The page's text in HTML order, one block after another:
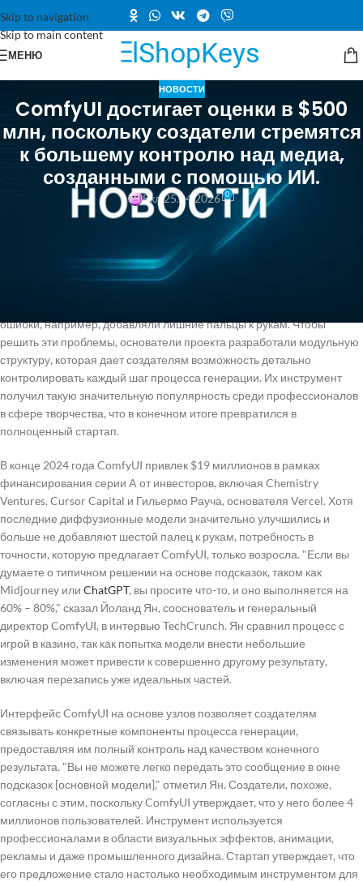
Skip to navigation
Skip to main content
МЕНЮ
НОВОСТИ
ComfyUI достигает оценки в $500
млн, поскольку создатели стремятся
к большему контролю над медиа,
созданными с помощью ИИ.
Вкл 25.04.2026 0
Раунд финансирования был возглавлен компанией Craft Ventures
при участии других инвесторов, таких как Pace Capital, Chemistry и
TruArrow. ComfyUI был запущен как проект с открытым исходным
кодом в 2023 году, вскоре после появления диффузионных
ошибки, например, добавляли лишние пальцы к рукам. Чтобы
решить эти проблемы, основатели проекта разработали модульную
структуру, которая дает создателям возможность детально
контролировать каждый шаг процесса генерации. Их инструмент
получил такую значительную популярность среди профессионалов
в сфере творчества, что в конечном итоге превратился в
полноценный стартап.
В конце 2024 года ComfyUI привлек $19 миллионов в рамках
финансирования серии A от инвесторов, включая Chemistry
Ventures, Cursor Capital и Гильермо Рауча, основателя Vercel. Хотя
последние диффузионные модели значительно улучшились и
больше не добавляют шестой палец к рукам, потребность в
точности, которую предлагает ComfyUI, только возросла. "Если вы
думаете о типичном решении на основе подсказок, таком как
Midjourney или ChatGPT, вы просите что-то, и оно выполняется на
60% – 80%," сказал Йоланд Ян, сооснователь и генеральный
директор ComfyUI, в интервью TechCrunch. Ян сравнил процесс с
игрой в казино, так как попытка модели внести небольшие
изменения может привести к совершенно другому результату,
включая перезапись уже идеальных частей.
Интерфейс ComfyUI на основе узлов позволяет создателям
связывать конкретные компоненты процесса генерации,
предоставляя им полный контроль над качеством конечного
результата. "Вы не можете легко передать это сообщение в окне
подсказок [основной модели]," отметил Ян. Создатели, похоже,
согласны с этим, поскольку ComfyUI утверждает, что у него более 4
миллионов пользователей. Инструмент используется
профессионалами в области визуальных эффектов, анимации,
рекламы и даже промышленного дизайна. Стартап утверждает, что
его предложение стало настолько необходимым инструментом для